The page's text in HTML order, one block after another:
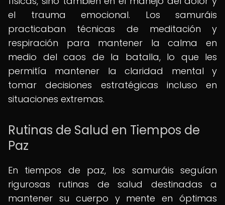
el trauma emocional. Los samuráis
practicaban técnicas de meditación y
respiración para mantener la calma en
medio del caos de la batalla, lo que les
permitía mantener la claridad mental y
tomar decisiones estratégicas incluso en
situaciones extremas.
Rutinas de Salud en Tiempos de
Paz
En tiempos de paz, los samuráis seguían
rigurosas rutinas de salud destinadas a
mantener su cuerpo y mente en óptimas